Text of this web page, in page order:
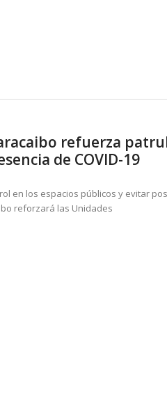
refuerza
de COVID-19
en los espacios públicos y evitar
reforzará las Unidades